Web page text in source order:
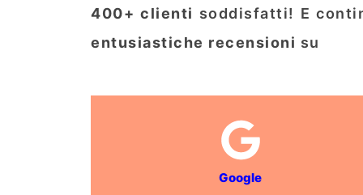
400+ clienti soddisfatti! E
entusiastiche recensioni su
Google